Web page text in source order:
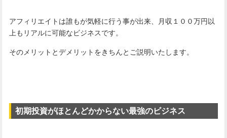
アフィリエイトは誰もが気軽に行う事が出来、月収１００万円以
上もリアルに可能なビジネスです。
そのメリットとデメリットをきちんとご説明いたします。
初期投資がほとんどかからない最強のビジネス